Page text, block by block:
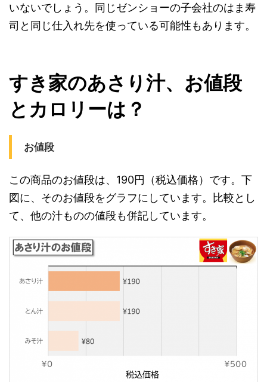
いないでしょう。同じゼンショーの子会社のはま寿
司と同じ仕入れ先を使っている可能性もあります。
すき家のあさり汁、お値段
とカロリーは？
お値段
この商品のお値段は、190円（税込価格）です。下
図に、そのお値段をグラフにしています。比較とし
て、他の汁ものの値段も併記しています。